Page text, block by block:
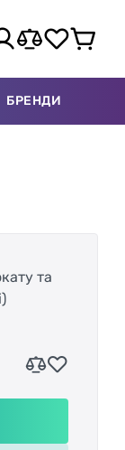
БРЕНДИ
та